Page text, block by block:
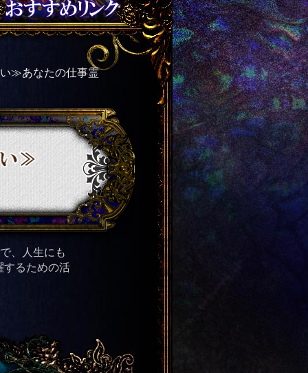
≫あなたの仕事霊
、人生にも
するための活